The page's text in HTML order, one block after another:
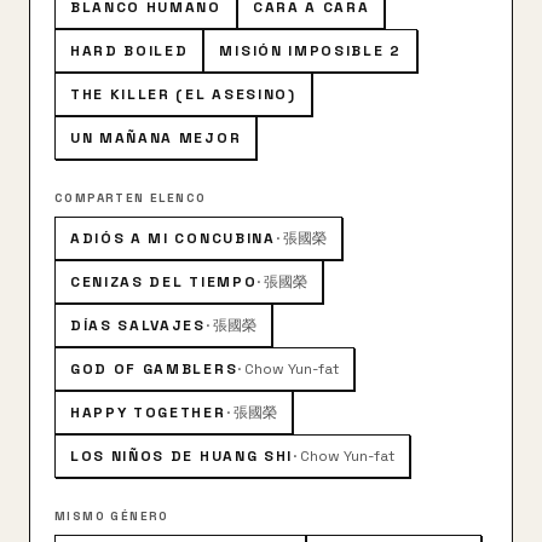
BLANCO HUMANO CARA A CARA
HARD BOILED MISIÓN IMPOSIBLE 2
THE KILLER (EL ASESINO)
UN MAÑANA MEJOR
COMPARTEN ELENCO
ADIÓS A MI CONCUBINA·張國榮
CENIZAS DEL TIEMPO·張國榮
DÍAS SALVAJES·張國榮
GOD OF GAMBLERS· Chow Yun-fat
HAPPY TOGETHER ·張國榮
LOS NIÑOS DE HUANG SHI· Chow Yun-fat
MISMO GÉNERO